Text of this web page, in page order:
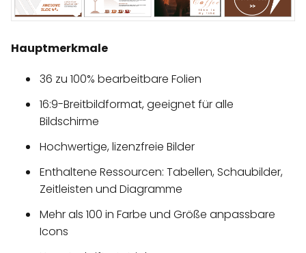
Hauptmerkmale
36 zu 100% bearbeitbare Folien
16:9-Breitbildformat, geeignet für alle
Bildschirme
Hochwertige, lizenzfreie Bilder
Enthaltene Ressourcen: Tabellen, Schaubilder,
Zeitleisten und Diagramme
Mehr als 100 in Farbe und Größe anpassbare
Icons